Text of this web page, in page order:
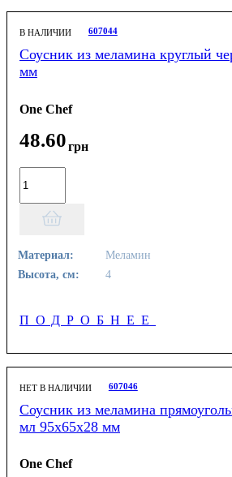
В НАЛИЧИИ 607044
Соусник из меламина круглый
мм
One Chef
48.60грн
Материал:
Меламин
Высота, см:
4
ПОДРОБНЕЕ
НЕТ В НАЛИЧИИ 607046
Соусник из меламина
мл 95х65х28 мм
One Chef